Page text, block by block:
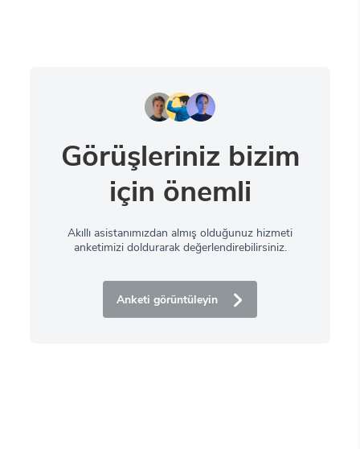
Görüşleriniz bizim
için önemli
Akıllı asistanımızdan almış olduğunuz hizmeti
anketimizi doldurarak değerlendirebilirsiniz.
Anketi görüntüleyin